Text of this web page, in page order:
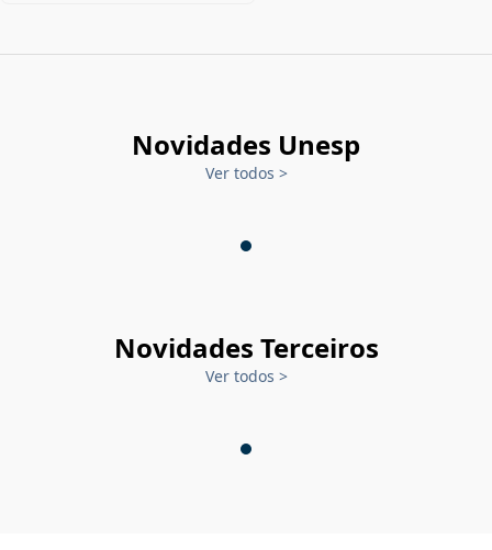
Novidades Unesp
Ver todos >
Novidades Terceiros
Ver todos >